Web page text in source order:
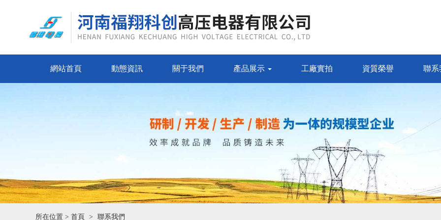
網站首頁 動態資訊 關于我們 產品展示 工廠實拍 資質榮譽 聯系
所在位置 > 首頁 聯系我們